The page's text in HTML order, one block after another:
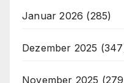
Januar 2026 (285)
Dezember 2025
November 2025